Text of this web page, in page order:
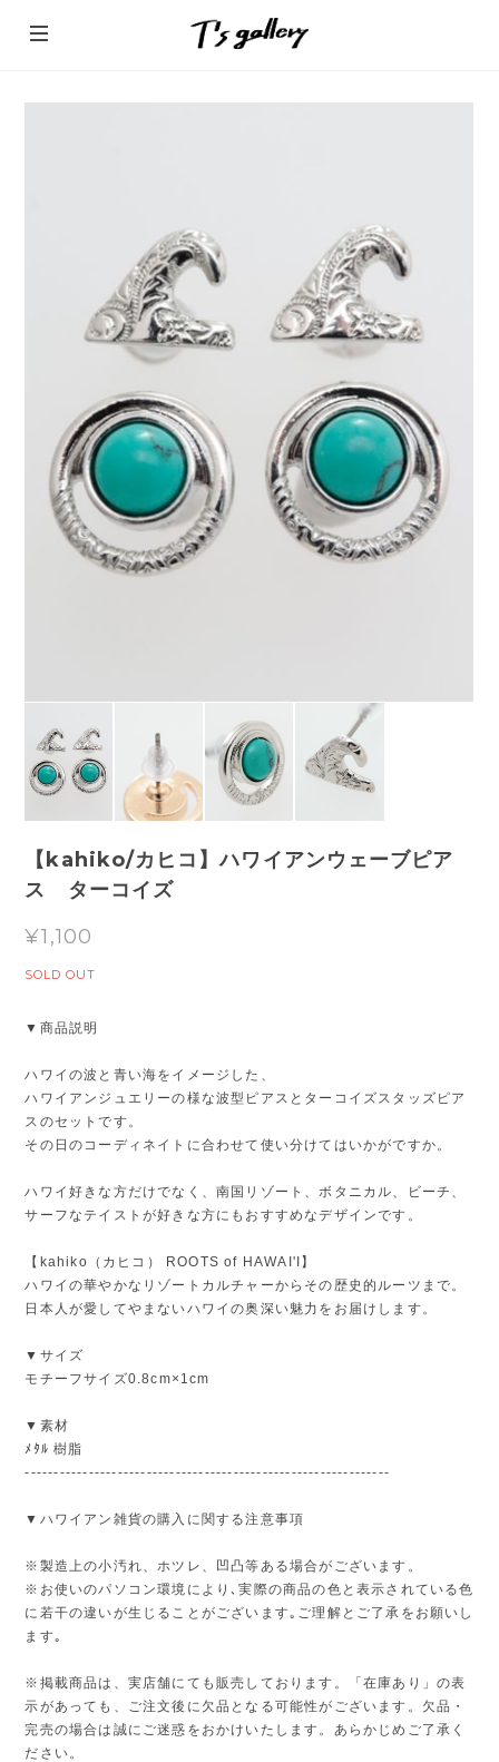
【kahiko/カヒコ】ハワイアンウェーブピア
ス ターコイズ
¥1,100
SOLD OUT
▼商品説明
ハワイの波と青い海をイメージした、
ハワイアンジュエリーの様な波型ピアスとターコイズスタッズピア
スのセットです。
その日のコーディネイトに合わせて使い分けてはいかがですか。
ハワイ好きな方だけでなく、南国リゾート、ボタニカル、ビーチ、
サーフなテイストが好きな方にもおすすめなデザインです。
【kahiko（カヒコ） ROOTS of HAWAI'I】
ハワイの華やかなリゾートカルチャーからその歴史的ルーツまで。
日本人が愛してやまないハワイの奥深い魅力をお届けします。
▼サイズ
モチーフサイズ0.8cm×1cm
▼素材
ﾒﾀﾙ 樹脂
---------------------------------------------------------------
▼ハワイアン雑貨の購入に関する注意事項
※製造上の小汚れ、ホツレ、凹凸等ある場合がございます。
※お使いのパソコン環境により､実際の商品の色と表示されている色
に若干の違いが生じることがございます｡ご理解とご了承をお願いし
ます｡
※掲載商品は、実店舗にても販売しております。「在庫あり」の表
示があっても、ご注文後に欠品となる可能性がございます。欠品・
完売の場合は誠にご迷惑をおかけいたします。あらかじめご了承く
ださい。